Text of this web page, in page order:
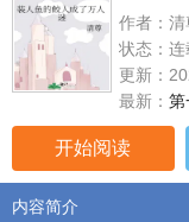
作者：清
状态：连
更新：
最新： 第
开始阅读
内容简介